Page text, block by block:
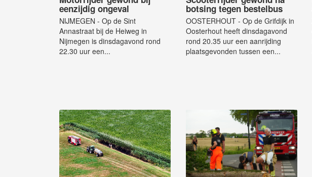
eenzijdig ongeval
NIJMEGEN - Op de Sint
Annastraat bij de Heiweg in
Nijmegen is dinsdagavond rond
22.30 uur een...
botsing tegen bestelbus
OOSTERHOUT - Op de Grifdijk in
Oosterhout heeft dinsdagavond
rond 20.35 uur een aanrijding
plaatsgevonden tussen een...